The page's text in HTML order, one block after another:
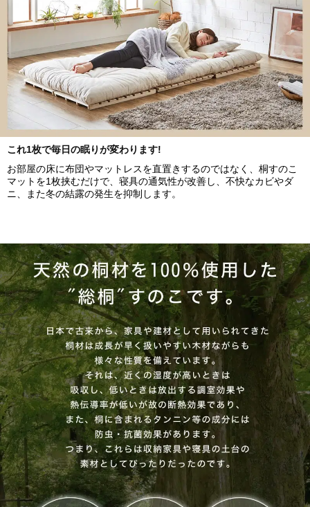
これ1枚で毎日の眠りが変わります!
お部屋の床に布団やマットレスを直置きするのではなく、桐すのこ
マットを1枚挟むだけで、寝具の通気性が改善し、不快なカビやダ
ニ、また冬の結露の発生を抑制します。